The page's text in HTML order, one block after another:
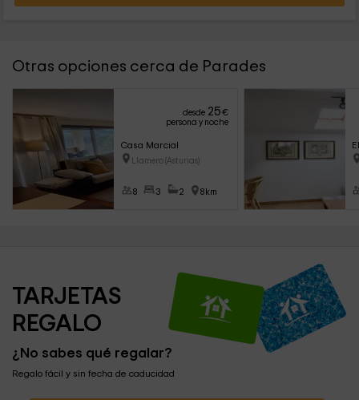
Otras opciones cerca de Parades
desde 25€
persona y noche
Casa Marcial
Llamero (Asturias)
8 3 2 8km
TARJETAS
REGALO
¿No sabes qué regalar?
Regalo fácil y sin fecha de caducidad